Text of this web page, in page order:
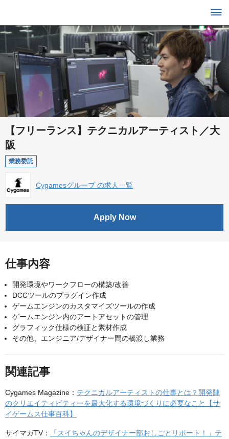
【フリーランス】テクニカルアーティスト／大
阪
業務委託
Cygamesグループ の求人一覧
Apply Now
仕事内容
開発環境やワークフローの構築/改善
DCCツールのプラグイン作成
ゲームエンジンのカスタマイズツールの作成
ゲームエンジン内のアートアセットの管理
グラフィック仕様の検証と素材作成
その他、エンジニア/デザイナー間の橋渡し業務
関連記事
Cygames Magazine： テクニカルアーティストの仕事とは？開発陣
のクリエイティビティーを最大化する環境づくりに必要なこと【サ
イゲームス仕事百科】
サイマガTV：
「スイちゃんのデザイナー部おしごとリポート！」テ